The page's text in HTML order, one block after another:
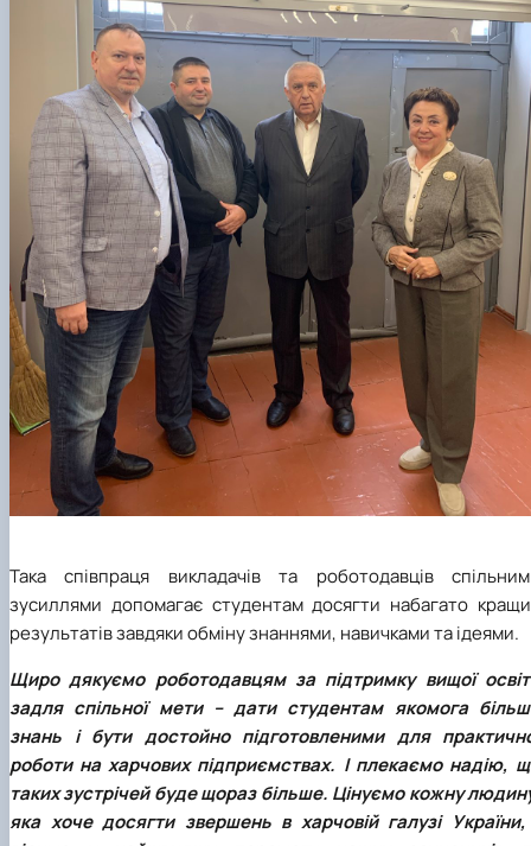
Така співпраця викладачів та роботодавців
зусиллями допомагає студентам досягти набагато
результатів завдяки обміну знаннями, навичками та ідеями.
Щиро дякуємо роботодавцям за підтримку вищої
задля спільної мети – дати студентам якомога
знань і бути достойно підготовленими для
роботи на харчових підприємствах. І плекаємо надію,
таких зустрічей буде щораз більше. Цінуємо кожну
яка хоче досягти звершень в харчовій галузі України,